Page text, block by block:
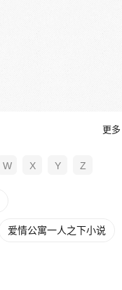
更多
W X Y Z
爱情公寓一人之下小说